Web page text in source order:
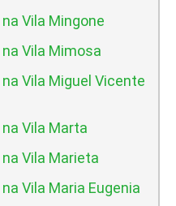
Vila Mingone
Vila Mimosa
Vila Miguel Vicente
Vila Marta
Vila Marieta
Vila Maria Eugenia